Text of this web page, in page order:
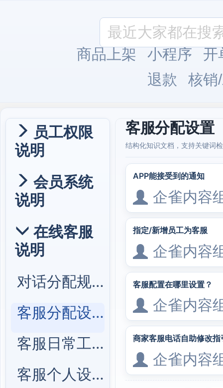
商品上架 小程序
开
退款
核销
员工权限
说明
会员系统
说明
在线客服
说明
对话分配规则
客服分配设置
客服日常工作
客服个人设置
客服分配设置
结构化知识文档，支持关键词
APP能接受到的通知
企雀内容
指定/新增员工为客服
企雀内容
客服配置在哪里设置？
企雀内容
商家客服电话自助修改指
企雀内容